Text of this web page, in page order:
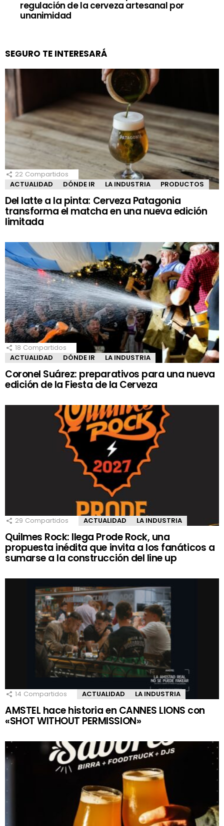
regulación de la cerveza artesanal por
unanimidad
SEGURO TE INTERESARÁ
22 Compartidos
ACTUALIDAD
DÓNDE IR LA INDUSTRIA PRODUCTOS
Del latte a la pinta: Cerveza Patagonia
transforma el matcha en una nueva edición
limitada
18 Compartidos
ACTUALIDAD
DÓNDE IR LA INDUSTRIA
Coronel Suárez: preparativos para una nueva
edición de la Fiesta de la Cerveza
29 Compartidos ACTUALIDAD LA INDUSTRIA
Quilmes Rock: llega Prode Rock, una
propuesta inédita que invita a los fanáticos a
sumarse a la construcción del line up
14 Compartidos ACTUALIDAD LA INDUSTRIA
AMSTEL hace historia en CANNES LIONS con
«SHOT WITHOUT PERMISSION»